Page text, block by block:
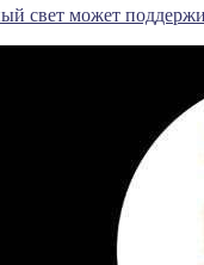
свет может